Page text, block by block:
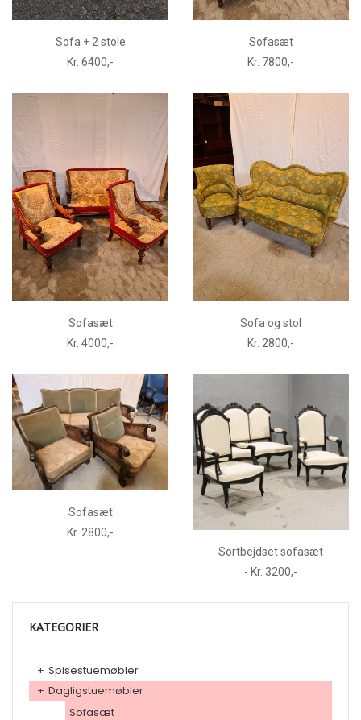
Sofa + 2 stole
Kr. 6400,-
Sofasæt
Kr. 7800,-
Sofasæt
Kr. 4000,-
Sofa og stol
Kr. 2800,-
Sofasæt
Kr. 2800,-
Sortbejdset sofasæt
- Kr. 3200,-
KATEGORIER
+ Spisestuemøbler
+ Dagligstuemøbler
Sofasæt